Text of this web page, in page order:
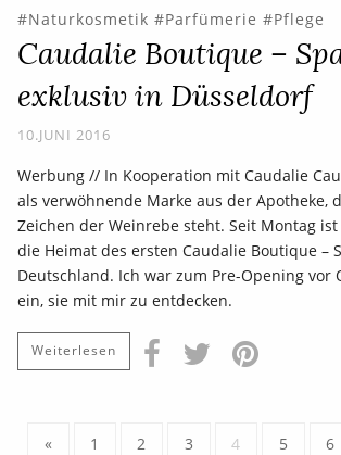
Naturkosmetik Parfümerie Pflege
Caudalie Boutique –
exklusiv in Düsseldorf
10.JUNI 2016
Werbung // In Kooperation mit Caudalie
als verwöhnende Marke aus der Apotheke,
Zeichen der Weinrebe steht. Seit Montag
die Heimat des ersten Caudalie Boutique –
Deutschland. Ich war zum Pre-Opening vor
ein, sie mit mir zu entdecken.
Weiterlesen
« 1 2 3 4 5 6